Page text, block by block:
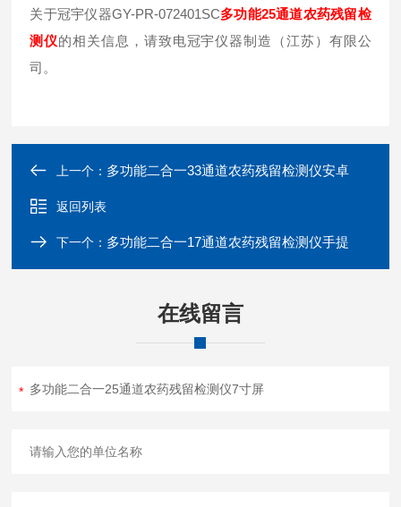
关于冠宇仪器GY-PR-072401SC多功能25通道农药残留检
测仪的相关信息，请致电冠宇仪器制造（江苏）有限公
司。
上一个： 多功能二合一33通道农药残留检测仪安卓
返回列表
下一个： 多功能二合一17通道农药残留检测仪手提
在线留言